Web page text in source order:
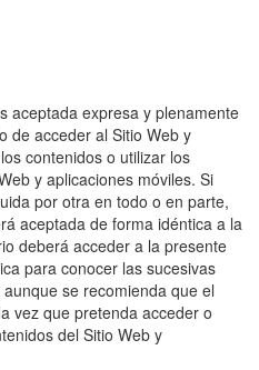
aceptada expresa y plenamente
de acceder al Sitio Web y
contenidos o utilizar los
y aplicaciones móviles. Si
por otra en todo o en parte,
aceptada de forma idéntica a la
deberá acceder a la presente
para conocer las sucesivas
se recomienda que el
vez que pretenda acceder o
del Sitio Web y